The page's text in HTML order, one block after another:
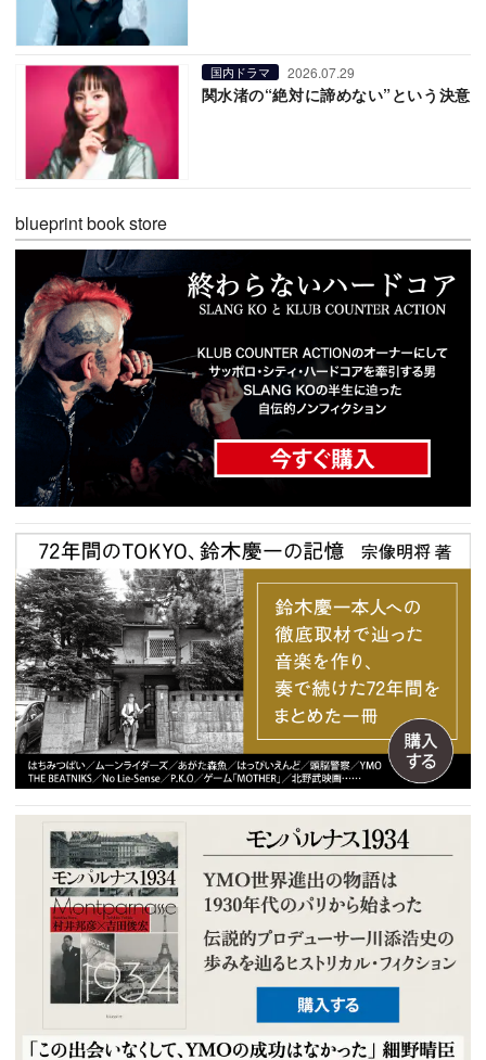
国内ドラマ 2026.07.29
関水渚の“絶対に諦めない”という決意
blueprint book store